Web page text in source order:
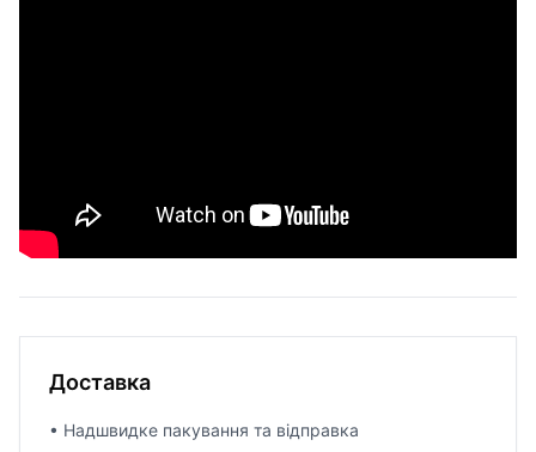
Доставка
• Надшвидке пакування та відправка